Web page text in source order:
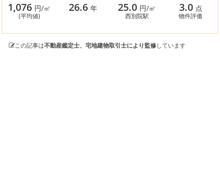
1,076 円/㎡
(平均値)
26.6年 25.0 円/㎡
西別院駅
3.0 点
物件評価
この記事は不動産鑑定士、宅地建物取引士により監修しています